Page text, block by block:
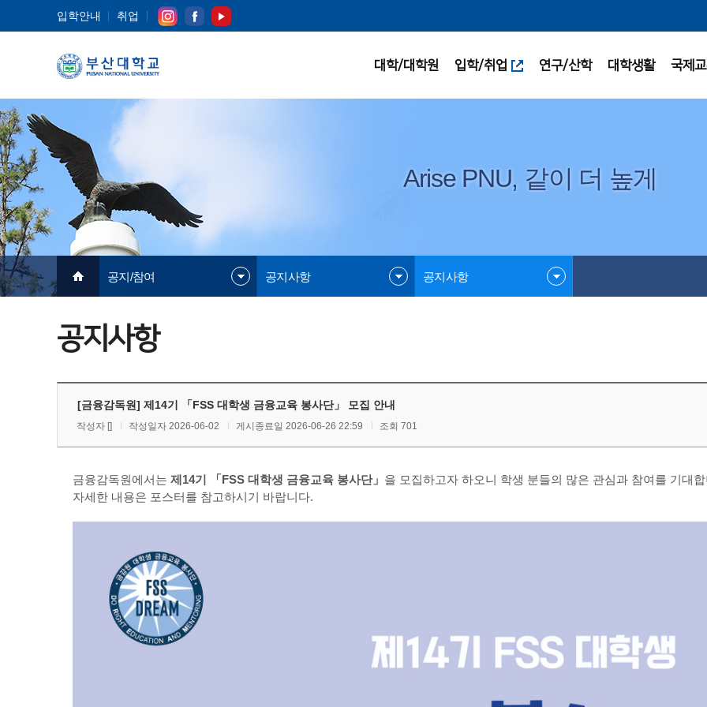
입학안내 취업
대학/대학원 입학/취업 연구/산학 대학생활 국제
Arise PNU, 같이 더 높게
공지/참여 공지사항 공지사항
공지사항
[금융감독원] 제14기 「FSS 대학생 금융교육 봉사단」 모집 안내
작성자 [] 작성일자 2026-06-02 게시종료일 2026-06-26 22:59 조회 701
금융감독원에서는 제14기 「 FSS 대학생 금융교육 봉사단」 을 모집하고자 하오니 학생 분들의 많은 관심과 참여를 기대
자세한 내용은 포스터를 참고하시기 바랍니다.